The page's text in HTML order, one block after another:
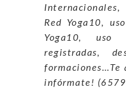
Red Yoga10,
Yoga10, uso
registradas,
formaciones…Te
infórmate!